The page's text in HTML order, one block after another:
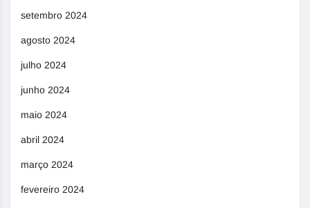
setembro 2024
agosto 2024
julho 2024
junho 2024
maio 2024
abril 2024
março 2024
fevereiro 2024